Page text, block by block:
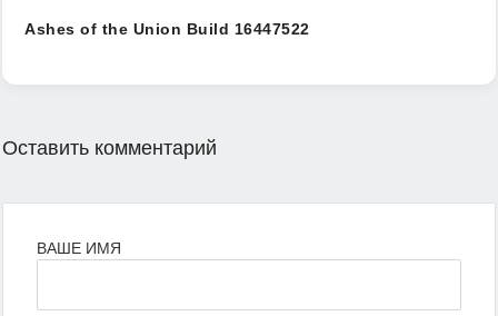
Ashes of the Union Build 16447522
Оставить комментарий
ВАШЕ ИМЯ